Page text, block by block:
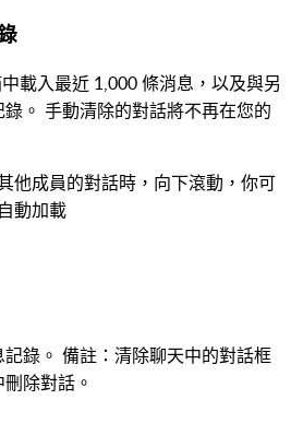
載入最近 1,000 條消息，以及與另
。 手動清除的對話將不再在您的
他成員的對話時，向下滾動，你可
動加載
錄。 備註：清除聊天中的對話框
除對話。